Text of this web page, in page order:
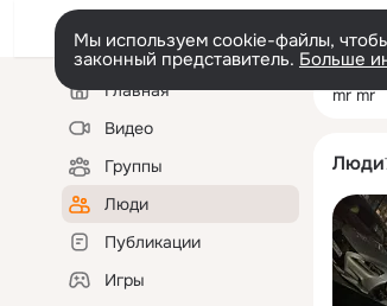
Мы используем cookie-файлы,
законный представитель. Больше
Левая
колонкаГлавная
Видео
Группы
Люди
Публикации
Игры
mr mr
Люди